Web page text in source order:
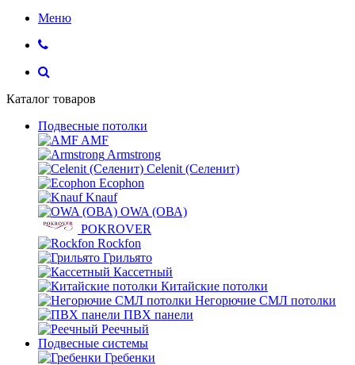
Меню
Каталог товаров
Подвесные потолки
AMF
Armstrong
Celenit (Селенит)
Ecophon
Knauf
OWA (ОВА)
POKROVER
Rockfon
Грильято
Кассетный
Китайские потолки
Негорючие СМЛ потолки
ПВХ панели
Реечный
Подвесные системы
Гребенки